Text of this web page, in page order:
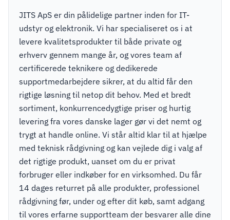
JITS ApS er din pålidelige partner inden for IT-
udstyr og elektronik. Vi har specialiseret os i at
levere kvalitetsprodukter til både private og
erhverv gennem mange år, og vores team af
certificerede teknikere og dedikerede
supportmedarbejdere sikrer, at du altid får den
rigtige løsning til netop dit behov. Med et bredt
sortiment, konkurrencedygtige priser og hurtig
levering fra vores danske lager gør vi det nemt og
trygt at handle online. Vi står altid klar til at hjælpe
med teknisk rådgivning og kan vejlede dig i valg af
det rigtige produkt, uanset om du er privat
forbruger eller indkøber for en virksomhed. Du får
14 dages returret på alle produkter, professionel
rådgivning før, under og efter dit køb, samt adgang
til vores erfarne supportteam der besvarer alle dine